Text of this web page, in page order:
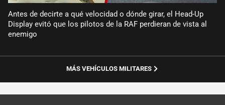
Antes de decirte a qué velocidad o dónde girar, el Head-Up
Display evitó que los pilotos de la RAF perdieran de vista al
enemigo
MÁS VEHÍCULOS MILITARES